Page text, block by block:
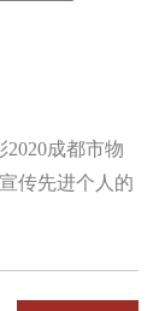
2020成都市物
传先进个人的